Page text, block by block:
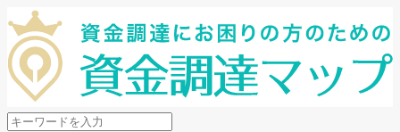
メニューを開閉